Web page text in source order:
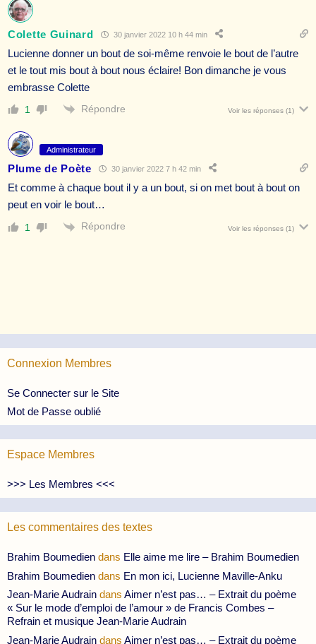
Colette Guinard 30 janvier 2022 10 h 44 min
Lucienne donner un bout de soi-même renvoie le bout de l’autre
et le tout mis bout à bout nous éclaire! Bon dimanche je vous
embrasse Colette
1 Répondre Voir les réponses (1)
Administrateur
Plume de Poète 30 janvier 2022 7 h 42 min
Et comme à chaque bout il y a un bout, si on met bout à bout on
peut en voir le bout…
1 Répondre Voir les réponses (1)
Connexion Membres
Se Connecter sur le Site
Mot de Passe oublié
Espace Membres
>>> Les Membres <<<
Les commentaires des textes
Brahim Boumedien dans Elle aime me lire – Brahim Boumedien
Brahim Boumedien dans En mon ici, Lucienne Maville-Anku
Jean-Marie Audrain dans Aimer n’est pas… – Extrait du poème
« Sur le mode d’emploi de l’amour » de Francis Combes –
Refrain et musique Jean-Marie Audrain
Jean-Marie Audrain dans Aimer n’est pas… – Extrait du poème